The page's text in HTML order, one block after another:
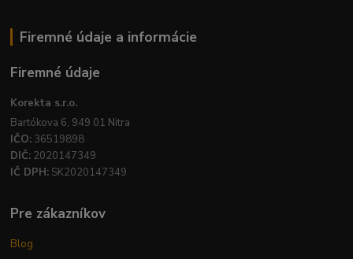
Firemné údaje a informácie
Firemné údaje
Korekta s.r.o.
Bartókova 6, 949 01 Nitra
IČO: 36519898
DIČ: 2020147349
IČ DPH: SK2020147349
Pre zákazníkov
Blog